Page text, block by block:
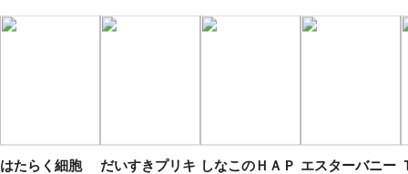
はたらく細胞
だいすきプリキ しなこのＨＡＰ エスターバニー